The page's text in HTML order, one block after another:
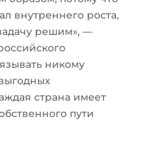
внутреннего роста,
решим», —
никому
страна имеет
пути